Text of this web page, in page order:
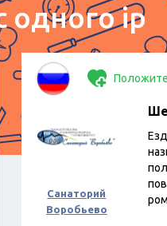
одного ip
Санаторий
Воробьево